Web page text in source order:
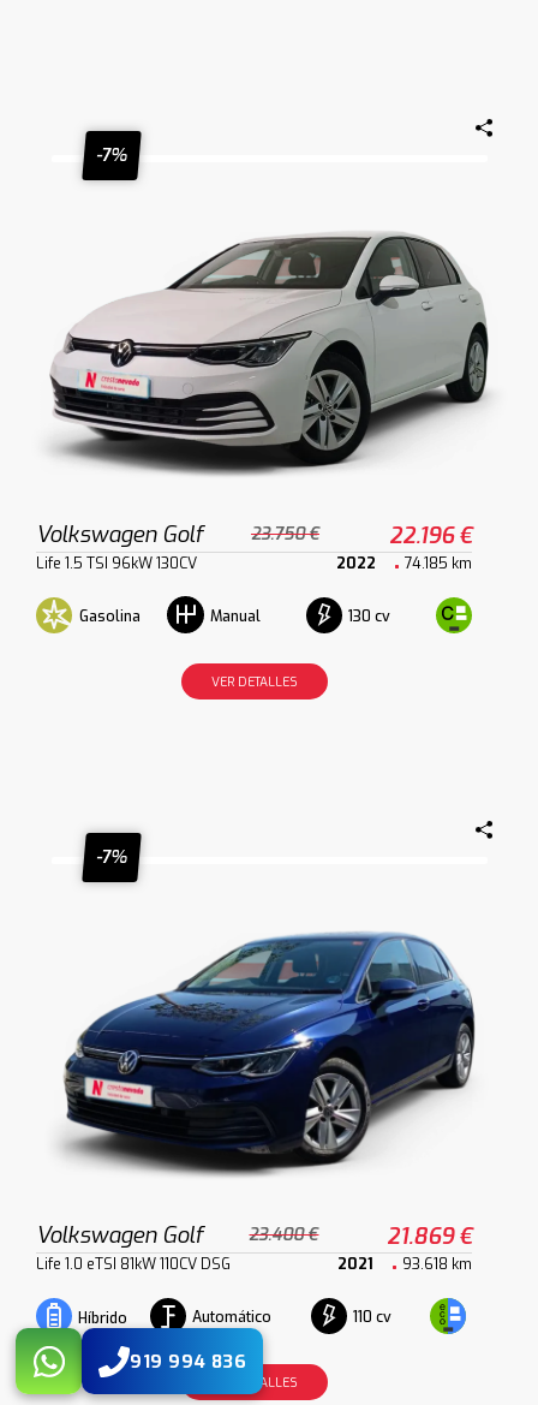
-7%
Volkswagen Golf 23.750 € 22.196 €
Life 1.5 TSI 96kW 130CV 2022 74.185 km
Gasolina Manual 130 cv
VER DETALLES
-7%
Volkswagen Golf 23.400 € 21.869 €
Life 1.0 eTSI 81kW 110CV DSG 2021 93.618 km
Híbrido Automático 110 cv
VER DETALLES
919 994 836